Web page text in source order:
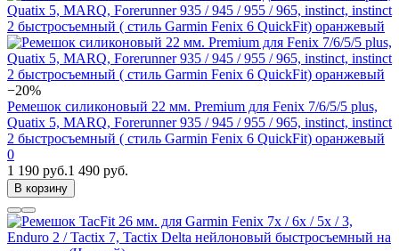
−20%
Ремешок силиконовый 22 мм. Premium для Fenix 7/6/5/5 plus,
Quatix 5, MARQ, Forerunner 935 / 945 / 955 / 965, instinct, instinct
2 быстросъемный ( стиль Garmin Fenix 6 QuickFit) оранжевый
0
1 190 руб.1 490 руб.
В корзину